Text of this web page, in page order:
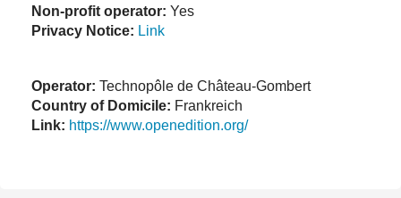
Non-profit operator: Yes
Privacy Notice: Link
Operator: Technopôle de Château-Gombert
Country of Domicile: Frankreich
Link: https://www.openedition.org/